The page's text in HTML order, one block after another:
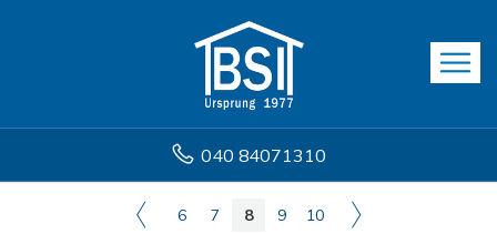
040 84071310
6 7 8 9 10